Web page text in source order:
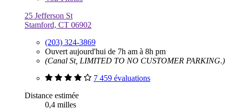
25 Jefferson St
Stamford, CT 06902
(203) 324-3869
Ouvert aujourd'hui de 7h am à 8h pm
(Canal St, LIMITED TO NO CUSTOMER PARKING.)
7 459 évaluations
Distance estimée
0,4 milles